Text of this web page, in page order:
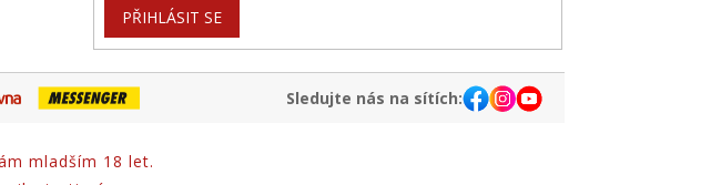
PŘIHLÁSIT SE
Sledujte nás na sítích:
mladším 18 let.